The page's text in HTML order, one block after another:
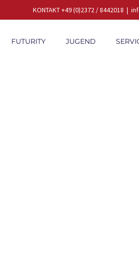
KONTAKT +49 (0)2372 / 8442018 |
FUTURITY JUGEND